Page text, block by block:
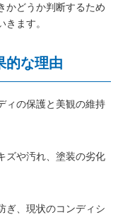
かどうか判断するため
ます。
的な理由
ィの保護と美観の維持
ズや汚れ、塗装の劣化
ぎ、現状のコンディシ